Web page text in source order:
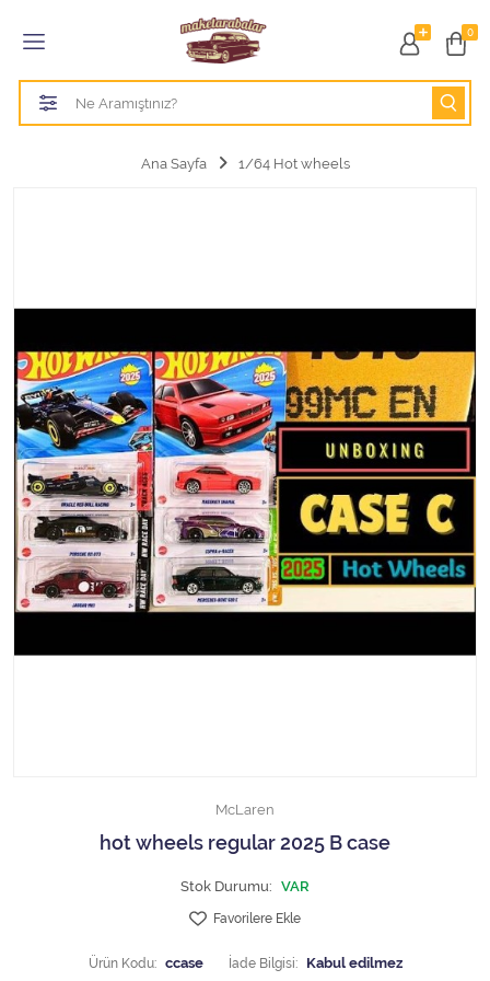
0
Tüm Kategoriler
1/18 BURAGO
1/18 JADA TOYS
1/18 KK Scale
1/18 MAİSTO
1/18 MCG
1/18 MİNİCHAMPS
1/18 Motormax
Ana Sayfa 1/64 Hot wheels
McLaren
hot wheels regular 2025 B case
Stok Durumu: VAR
Favorilere Ekle
Ürün Kodu: ccase İade Bilgisi: